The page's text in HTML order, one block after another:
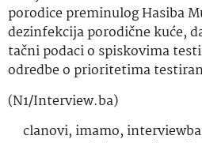
porodice preminulog Hasiba
dezinfekcija porodične kuće,
tačni podaci o spiskovima
odredbe o prioritetima
(N1/Interview.ba)
clanovi, imamo, interviewba